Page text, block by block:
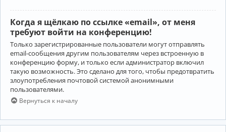
Когда я щёлкаю по ссылке «email», от меня
требуют войти на конференцию!
Только зарегистрированные пользователи могут отправлять
email-сообщения другим пользователям через встроенную в
конференцию форму, и только если администратор включил
такую возможность. Это сделано для того, чтобы предотвратить
злоупотребления почтовой системой анонимными
пользователями.
Вернуться к началу